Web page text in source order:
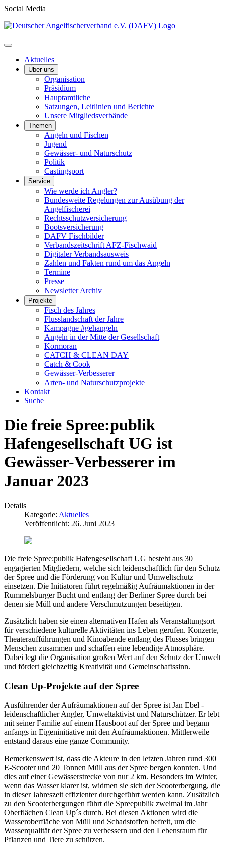
Social Media
Aktuelles
Über uns
Organisation
Präsidium
Hauptamtliche
Satzungen, Leitlinien und Berichte
Unsere Mitgliedsverbände
Themen
Angeln und Fischen
Jugend
Gewässer- und Naturschutz
Politik
Castingsport
Service
Wie werde ich Angler?
Bundesweite Regelungen zur Ausübung der
Angelfischerei
Rechtsschutzversicherung
Bootsversicherung
DAFV Fischbilder
Verbandszeitschrift AFZ-Fischwaid
Digitaler Verbandsausweis
Zahlen und Fakten rund um das Angeln
Termine
Presse
Newsletter Archiv
Projekte
Fisch des Jahres
Flusslandschaft der Jahre
Kampagne #gehangeln
Angeln in der Mitte der Gesellschaft
Kormoran
CATCH & CLEAN DAY
Catch & Cook
Gewässer-Verbesserer
Arten- und Naturschutzprojekte
Kontakt
Suche
Die freie Spree:publik
Hafengesellschaft UG ist
Gewässer-Verbesserer im
Januar 2023
Details
Kategorie: Aktuelles
Veröffentlicht: 26. Juni 2023
Die freie Spree:publik Hafengesellschaft UG besteht aus 30
engagierten Mitgliedern, welche sich leidenschaftlich für den Schutz
der Spree und die Förderung von Kultur und Umweltschutz
einsetzen. Die Initiatoren führt regelmäßig Aufräumaktionen in der
Rummelsburger Bucht und entlang der Berliner Spree durch bei
denen sie Müll und andere Verschmutzungen beseitigen.
Zusätzlich haben sie einen alternativen Hafen als Veranstaltungsort
für verschiedene kulturelle Aktivitäten ins Leben gerufen. Konzerte,
Theateraufführungen und Kinoabende entlang des Flusses bringen
Menschen zusammen und schaffen eine lebendige Atmosphäre.
Dabei legt die Organisation großen Wert auf den Schutz der Umwelt
und fördert gleichzeitig Kreativität und Gemeinschaftssinn.
Clean Up-Projekte auf der Spree
Ausführender der Aufräumaktionen auf der Spree ist Jan Ebel -
leidenschaftlicher Angler, Umweltaktivist und Naturschützer. Er lebt
mit seiner Familie auf einem Hausboot auf der Spree und begann
anfangs in Eigeninitiative mit den Aufräumaktionen. Mittlerweile
entstand daraus eine ganze Community.
Bemerkenswert ist, dass die Akteure in den letzten Jahren rund 300
E-Scooter und 20 Tonnen Müll aus der Spree bergen konnten. Und
dies auf einer Gewässerstrecke von nur 2 km. Besonders im Winter,
wenn das Wasser klarer ist, widmen sie sich der Scooterbergung, die
in dieser Jahreszeit effizienter durchgeführt werden kann. Zusätzlich
zu den Scooterbergungen führt die Spreepublik zweimal im Jahr
Oberflächen Clean Up´s durch. Bei diesen Aktionen wird die
Wasseroberfläche von Müll und Schadstoffen befreit, um die
Wasserqualität der Spree zu verbessern und den Lebensraum für
Pflanzen und Tiere zu schützen.